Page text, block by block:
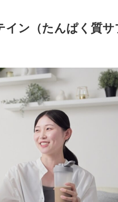
ン（たんぱく質サ